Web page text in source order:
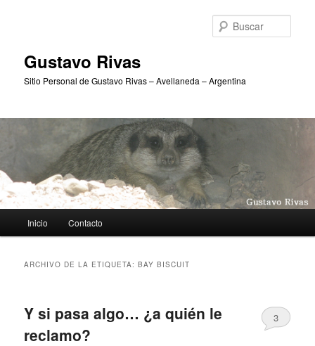
Gustavo Rivas
Sitio Personal de Gustavo Rivas – Avellaneda – Argentina
principal
Inicio Contacto
ARCHIVO DE LA ETIQUETA:BAY BISCUIT
Y si pasa algo… ¿a quién le
reclamo?
3